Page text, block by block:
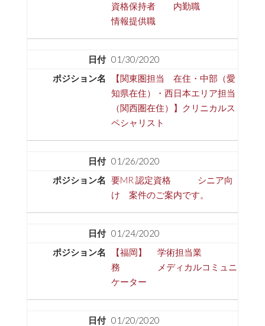
資格保持者 内勤職
情報提供職
01/30/2020
【関東圏担当 在住・中部（愛
知県在住）・西日本エリア担当
（関西圏在住）】クリニカルス
ペシャリスト
01/26/2020
要MR 認定資格 シニア向
け 案件のご案内です。
01/24/2020
【福岡】 学術担当業
務 メディカルコミュニ
ケーター
01/20/2020